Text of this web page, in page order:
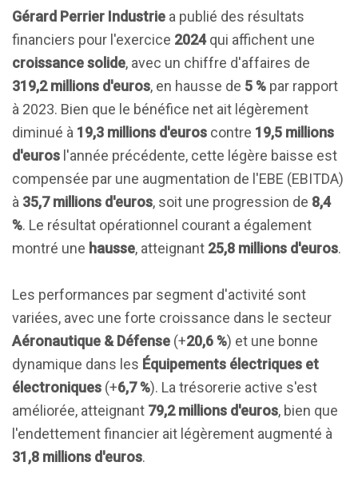
Gérard Perrier Industrie a publié des résultats
financiers pour l'exercice 2024qui affichent une
croissance solide, avec un chiffre d'affaires de
319,2 millions d'euros, en hausse de 5 % par rapport
à 2023. Bien que le bénéfice net ait légèrement
diminué à 19,3 millions d'euros contre 19,5 millions
d'euros l'année précédente, cette légère baisse est
compensée par une augmentation de l'EBE (EBITDA)
à 35,7 millions d'euros, soit une progression de 8,4
%. Le résultat opérationnel courant a également
montré une hausse, atteignant 25,8 millions d'euros.
Les performances par segment d'activité sont
variées, avec une forte croissance dans le secteur
Aéronautique & Défense (+20,6 %) et une bonne
dynamique dans les Équipements électriques et
électroniques (+6,7 %). La trésorerie active s'est
améliorée, atteignant 79,2 millions d'euros, bien que
l'endettement financier ait légèrement augmenté à
31,8 millions d'euros.